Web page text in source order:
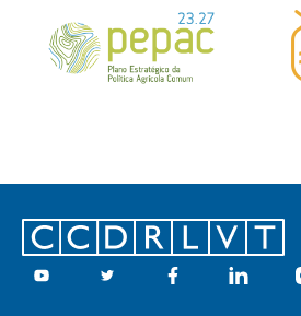
Footer
Youtube Twitter Facebook Linkedin